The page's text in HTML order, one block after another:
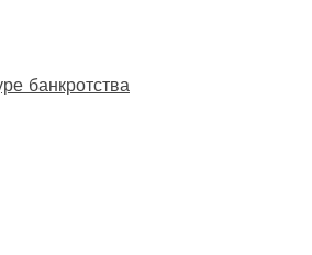
банкротства